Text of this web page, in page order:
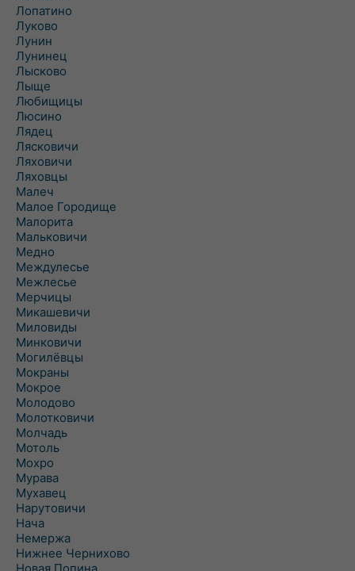
Лопатино
Луково
Лунин
Лунинец
Лысково
Лыще
Любищицы
Люсино
Лядец
Лясковичи
Ляховичи
Ляховцы
Малеч
Малое Городище
Малорита
Мальковичи
Медно
Междулесье
Межлесье
Мерчицы
Микашевичи
Миловиды
Минковичи
Могилёвцы
Мокраны
Мокрое
Молодово
Молотковичи
Молчадь
Мотоль
Мохро
Мурава
Мухавец
Нарутовичи
Нача
Немержа
Нижнее Чернихово